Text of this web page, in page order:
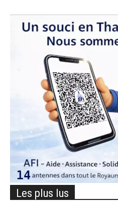
Les plus lus